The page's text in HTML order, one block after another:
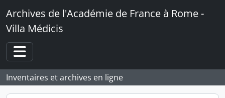
Skip to main content
Archives de l'Académie de France à Rome -
Villa Médicis
Toggle navigation
Inventaires et archives en ligne